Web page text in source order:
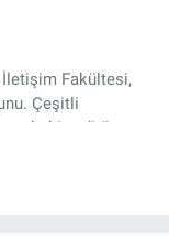
Fakültesi,
Çeşitli
editör,
adlı haber
yürütmekte.